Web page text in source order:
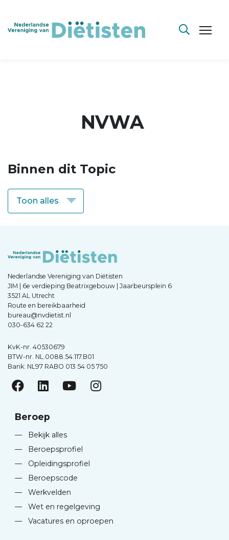
NVWA
Binnen dit Topic
Nederlandse Vereniging van Diëtisten
JIM | 6e verdieping Beatrixgebouw | Jaarbeursplein 6
3521 AL Utrecht
Route en bereikbaarheid
bureau@nvdietist.nl
030-634 62 22
KvK-nr. 40530679
BTW-nr. NL.0088.54.117.B01
Bank: NL97 RABO 013 54 05 750
Beroep
—
Bekijk alles
—
Beroepsprofiel
—
Opleidingsprofiel
—
Beroepscode
—
Werkvelden
—
Wet en regelgeving
—
Vacatures en oproepen